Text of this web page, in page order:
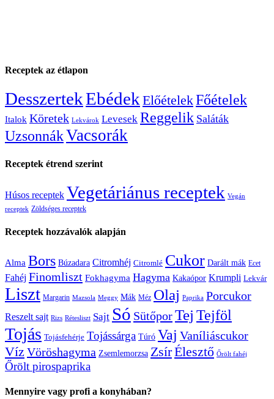
Receptek az étlapon
DesszertekEbédekElőételekFőételek
Italok Köretek Lekvárok Levesek Reggelik Saláták
UzsonnákVacsorák
Receptek étrend szerint
Húsos receptek Vegetáriánus receptek Vegán
receptek Zöldséges receptek
Receptek hozzávalók alapján
Alma Bors Búzadara Citromhéj Citromlé Cukor Darált mák Ecet
Fahéj Finomliszt Fokhagyma Hagyma Kakaópor Krumpli Lekvár
Liszt Margarin Mazsola Meggy Mák Méz Olaj Paprika Porcukor
Reszelt sajt Rizs Rétesliszt Sajt Só SütőporTej Tejföl
Tojás Tojásfehérje Tojássárga Túró Vaj Vaníliáscukor
Víz Vöröshagyma Zsemlemorzsa ZsírÉlesztő Őrölt fahéj
Őrölt pirospaprika
Mennyire vagy profi a konyhában?